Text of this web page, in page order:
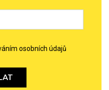
osobních údajů